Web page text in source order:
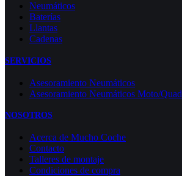
Neumáticos
Baterías
Llantas
Cadenas
SERVICIOS
Asesoramiento Neumáticos
Asesoramiento Neumáticos Moto/Quad
NOSOTROS
Acerca de Mucho Coche
Contacto
Talleres de montaje
Condiciones de compra